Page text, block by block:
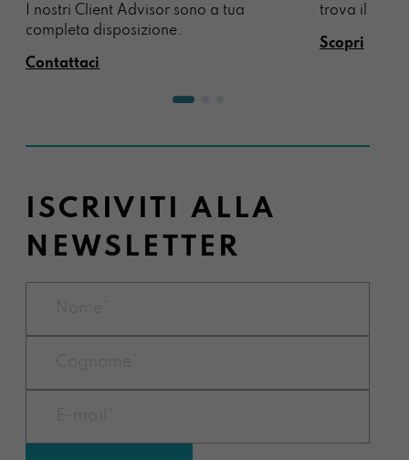
I nostri Client Advisor sono a tua
completa disposizione.
Contattaci
trova il
Scopri
ISCRIVITI ALLA
NEWSLETTER